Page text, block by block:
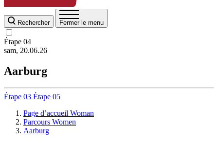
Rechercher Fermer le menu
Étape 04
sam, 20.06.26
Aarburg
Étape 03 Étape 05
Page d’accueil Woman
Parcours Women
Aarburg